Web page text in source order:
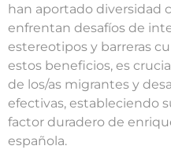
han aportado diversidad
enfrentan desafíos de
estereotipos y barreras
estos beneficios, es
de los/as migrantes y
efectivas, estableciendo
factor duradero de
española.